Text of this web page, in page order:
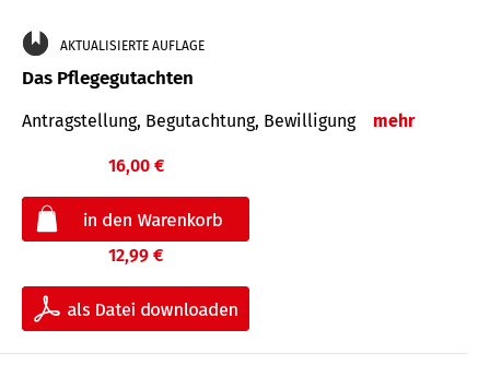
AKTUALISIERTE AUFLAGE
Das Pflegegutachten
Antragstellung, Begutachtung, Bewilligung mehr
16,00 €
12,99 €